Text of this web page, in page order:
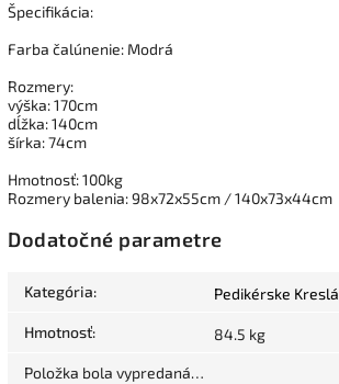
Špecifikácia:
Farba čalúnenie: Modrá
Rozmery:
výška: 170cm
dĺžka: 140cm
šírka: 74cm
Hmotnosť: 100kg
Rozmery balenia: 98x72x55cm / 140x73x44cm
Dodatočné parametre
Kategória: Pedikérske Kreslá
Hmotnosť: 84.5 kg
Položka bola vypredaná…